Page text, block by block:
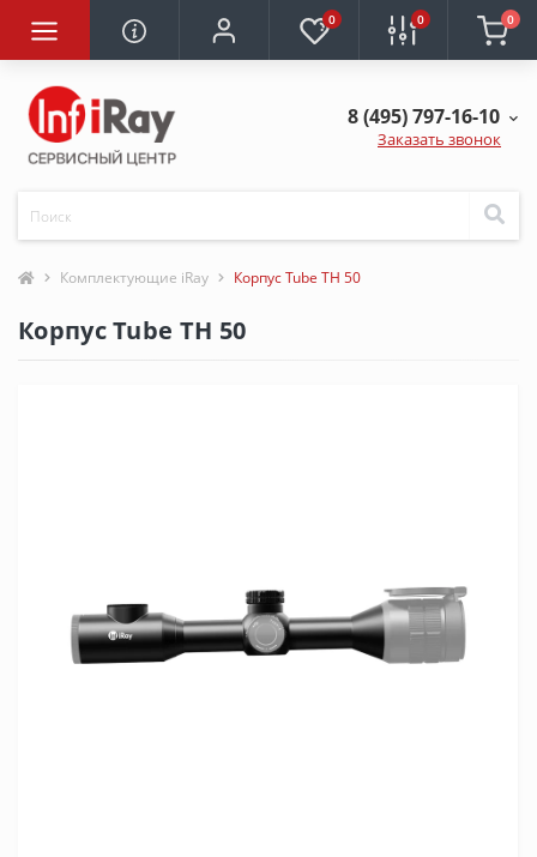
0 0 0
8 (495) 797-16-10
Заказать звонок
Комплектующие iRay Корпус Tube TH 50
Корпус Tube TH 50